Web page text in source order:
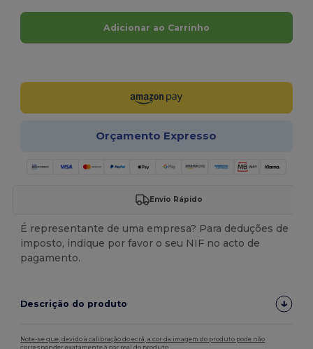
Adicionar ao Carrinho
Orçamento Expresso
Envio Rápido
É representante de uma empresa? Para deduções de
imposto, indique por favor o seu NIF no acto de
pagamento.
Descrição do produto
Note-se que, devido à calibração do ecrã, a cor da imagem do produto pode não
corresponder exatamente à cor real do produto.